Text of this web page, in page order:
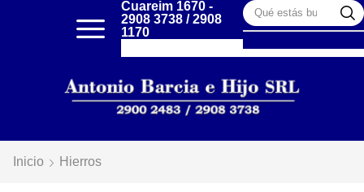
Cuareim 1670 -
2908 3738 / 2908
1170
Inicio Hierros